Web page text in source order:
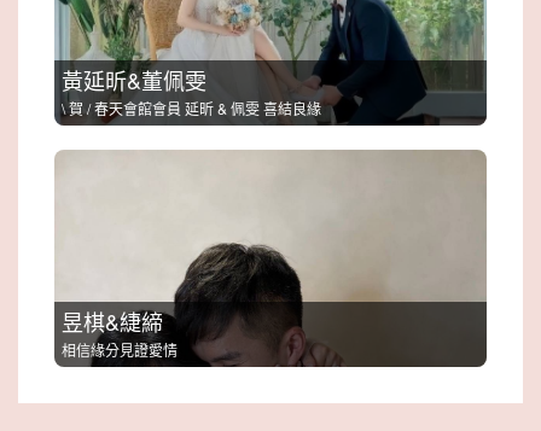
黃延昕&董佩雯
\ 賀 / 春天會館會員 延昕 & 佩雯 喜結良緣
昱棋&緁締
相信緣分見證愛情